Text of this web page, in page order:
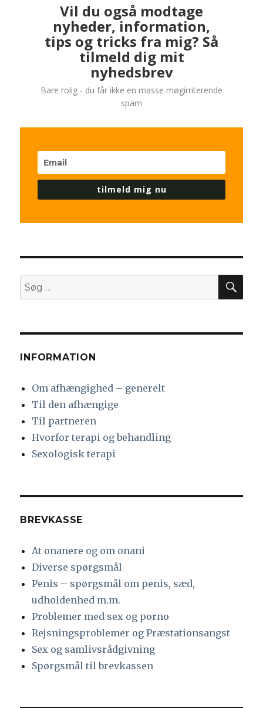
Vil du også modtage
nyheder, information,
tips og tricks fra mig? Så
tilmeld dig mit
nyhedsbrev
Bare rolig - du får ikke en masse møgirriterende
spam
tilmeld mig nu
Søg
efter:
INFORMATION
Om afhængighed – generelt
Til den afhængige
Til partneren
Hvorfor terapi og behandling
Sexologisk terapi
BREVKASSE
At onanere og om onani
Diverse spørgsmål
Penis – spørgsmål om penis, sæd,
udholdenhed m.m.
Problemer med sex og porno
Rejsningsproblemer og Præstationsangst
Sex og samlivsrådgivning
Spørgsmål til brevkassen